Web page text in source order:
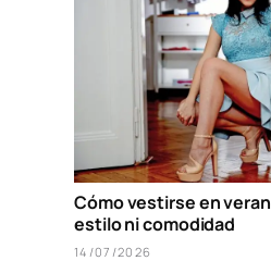
Cómo vestirse en
estilo ni comodidad
14/07/2026